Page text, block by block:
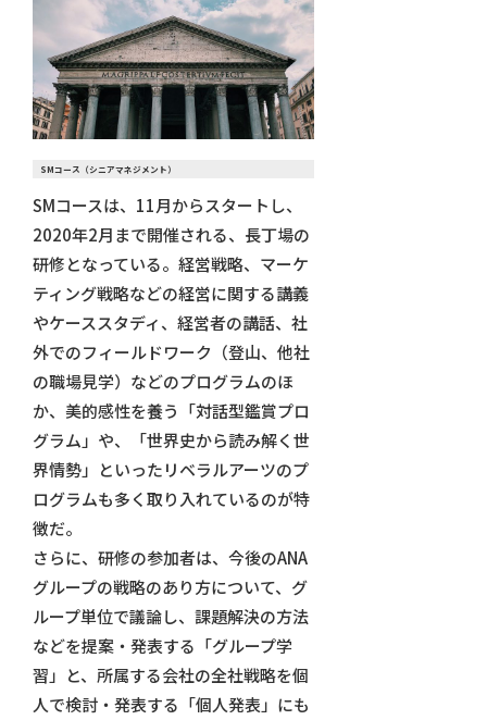
SMコース（シニアマネジメント）
SMコースは、11月からスタートし、
2020年2月まで開催される、長丁場の
研修となっている。経営戦略、マーケ
ティング戦略などの経営に関する講義
やケーススタディ、経営者の講話、社
外でのフィールドワーク（登山、他社
の職場見学）などのプログラムのほ
か、美的感性を養う「対話型鑑賞プロ
グラム」や、「世界史から読み解く世
界情勢」といったリベラルアーツのプ
ログラムも多く取り入れているのが特
徴だ。
さらに、研修の参加者は、今後のANA
グループの戦略のあり方について、グ
ループ単位で議論し、課題解決の方法
などを提案・発表する「グループ学
習」と、所属する会社の全社戦略を個
人で検討・発表する「個人発表」にも